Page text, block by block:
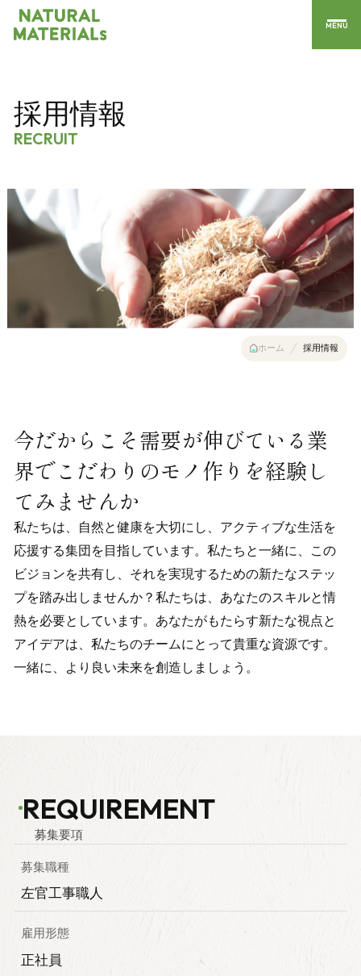
MENU
採用情報
RECRUIT
ホーム 採用情報
今だからこそ需要が伸びている業
界でこだわりのモノ作りを経験し
てみませんか
私たちは、自然と健康を大切にし、アクティブな生活を
応援する集団を目指しています。私たちと一緒に、この
ビジョンを共有し、それを実現するための新たなステッ
プを踏み出しませんか？私たちは、あなたのスキルと情
熱を必要としています。あなたがもたらす新たな視点と
アイデアは、私たちのチームにとって貴重な資源です。
一緒に、より良い未来を創造しましょう。
REQUIREMENT
募集要項
募集職種
左官工事職人
雇用形態
正社員